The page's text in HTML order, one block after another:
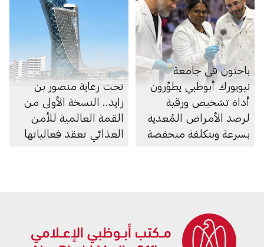
باحثون في جامعة
نيويورك أبوظبي يطوِّرون
أداة تشخيص ورقية
لرصد الأمراض المُعدية
بسرعة وبتكلفة منخفضة
تحت رعاية منصور بن
زايد.. النسخة الأولى من
القمة العالمية للأمن
الغذائي تعقد فعالياتها